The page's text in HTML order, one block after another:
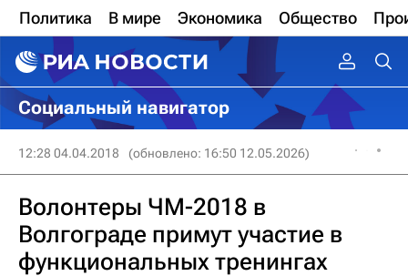
Политика В мире Экономика Общество
Социальный навигатор
12:28 04.04.2018 (обновлено: 16:50 12.05.2026)
Волонтеры ЧМ-2018 в
Волгограде примут участие в
функциональных тренингах